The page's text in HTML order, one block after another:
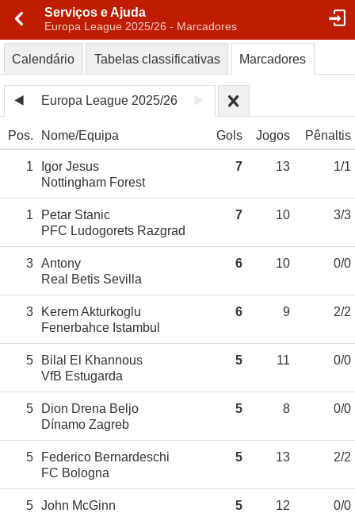
Serviços e Ajuda
Europa League 2025/26 - Marcadores
Calendário Tabelas classificativas Marcadores
Europa League 2025/26
Pos. Nome Equipa Gols Jogos Pênaltis
1
Igor Jesus
Nottingham Forest
7 13 1/1
1
Petar Stanic
PFC Ludogorets Razgrad
7 10 3/3
3 Antony
Real Betis Sevilla
6 10 0/0
3
Kerem Akturkoglu
Fenerbahce Istambul
6 9 2/2
5
Bilal El Khannous
VfB Estugarda
5 11 0/0
5
Dion Drena Beljo
Dínamo Zagreb
5 8 0/0
5
Federico Bernardeschi
FC Bologna
5 13 2/2
5 John McGinn
5 12 0/0